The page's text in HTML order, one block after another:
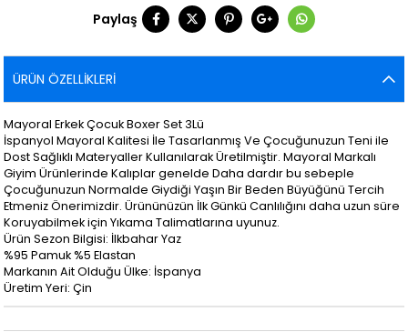
Paylaş
ÜRÜN ÖZELLIKLERI
Mayoral Erkek Çocuk Boxer Set 3Lü
İspanyol Mayoral Kalitesi İle Tasarlanmış Ve Çocuğunuzun Teni ile
Dost Sağlıklı Materyaller Kullanılarak Üretilmiştir. Mayoral Markalı
Giyim Ürünlerinde Kalıplar genelde Daha dardır bu sebeple
Çocuğunuzun Normalde Giydiği Yaşın Bir Beden Büyüğünü Tercih
Etmeniz Önerimizdir. Ürününüzün İlk Günkü Canlılığını daha uzun süre
Koruyabilmek için Yıkama Talimatlarına uyunuz.
Ürün Sezon Bilgisi: İlkbahar Yaz
%95 Pamuk %5 Elastan
Markanın Ait Olduğu Ülke: İspanya
Üretim Yeri: Çin